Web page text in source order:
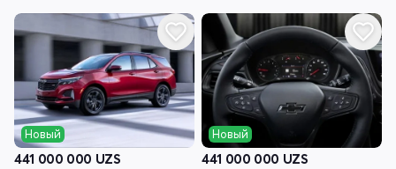
Новый
441 000 000 UZS
Новый
441 000 000 UZS